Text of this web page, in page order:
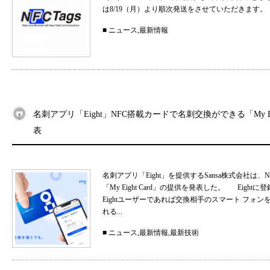
は8/19（月）より順次発送をさせていただき
■ ニュース,最新情報
名刺アプリ「Eight」NFC搭載カードで名刺交換ができる「My
表
名刺アプリ「Eight」を提供するSansa株式会社は
「My Eight Card」の提供を発表した。 Eightに
Eightユーザーであれば交換相手のスマート フォン
れる...
■ ニュース,最新情報,最新技術